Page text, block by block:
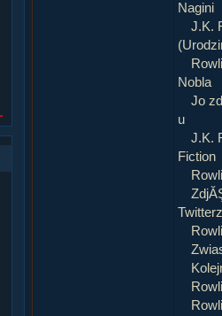
Nagini
J.K.
Nobla
Jo
u
J.K.
Fiction